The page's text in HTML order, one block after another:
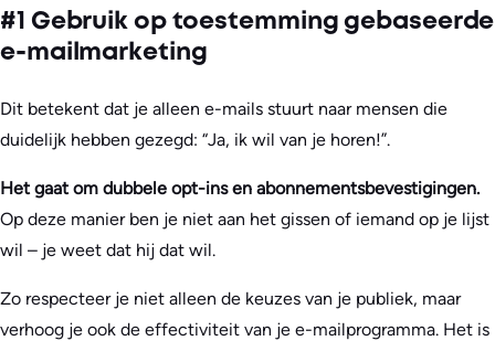
#1 Gebruik op toestemming gebaseerde
e-mailmarketing
Dit betekent dat je alleen e-mails stuurt naar mensen die
duidelijk hebben gezegd: “Ja, ik wil van je horen!”.
Het gaat om dubbele opt-ins en abonnementsbevestigingen.
Op deze manier ben je niet aan het gissen of iemand op je lijst
wil – je weet dat hij dat wil.
Zo respecteer je niet alleen de keuzes van je publiek, maar
verhoog je ook de effectiviteit van je e-mailprogramma. Het is